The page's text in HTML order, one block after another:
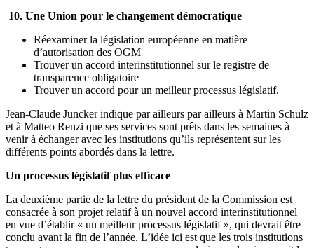
10. Une Union pour le changement démocratique
Réexaminer la législation européenne en matière
d’autorisation des OGM
Trouver un accord interinstitutionnel sur le registre de
transparence obligatoire
Trouver un accord pour un meilleur processus législatif.
Jean-Claude Juncker indique par ailleurs par ailleurs à Martin Schulz
et à Matteo Renzi que ses services sont prêts dans les semaines à
venir à échanger avec les institutions qu’ils représentent sur les
différents points abordés dans la lettre.
Un processus législatif plus efficace
La deuxième partie de la lettre du président de la Commission est
consacrée à son projet relatif à un nouvel accord interinstitutionnel
en vue d’établir « un meilleur processus législatif », qui devrait être
conclu avant la fin de l’année. L’idée ici est que les trois institutions